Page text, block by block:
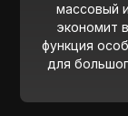
массовый
экономит
функция
для